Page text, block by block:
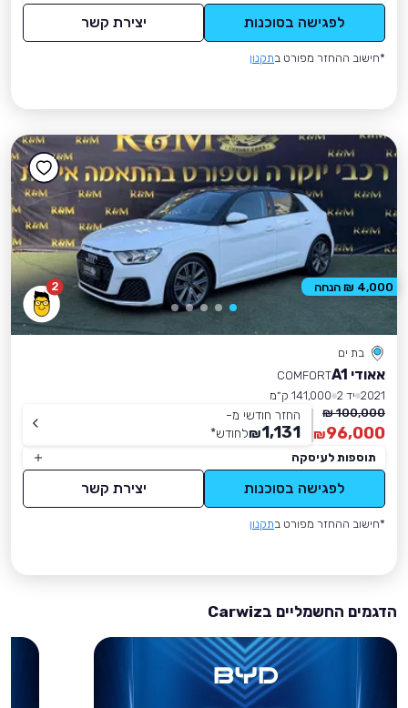
לפגישה בסוכנות יצירת קשר
*חישוב ההחזר מפורט בתקנון
2
בת ים
אאודי A1
COMFORT
2021 יד 2
141,000 ק״מ
100,000 ₪
96,000
₪
החזר חודשי מ-
1,131
₪לחודש*
תוספות לעיסקה
לפגישה בסוכנות יצירת קשר
*חישוב ההחזר מפורט בתקנון
4,000 ₪ הנחה
הדגמים החשמליים בCarwiz